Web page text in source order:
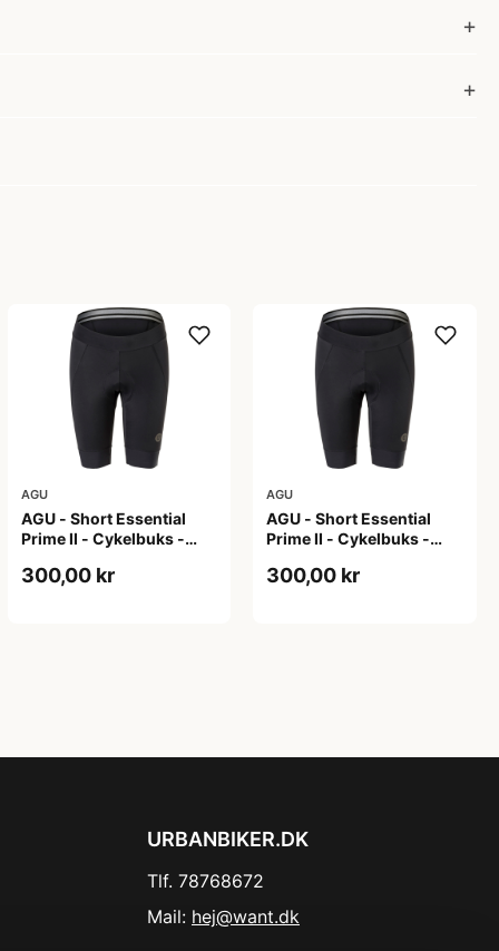
AGU
AGU - Short Essential
Prime II - Cykelbuks -
300,00 kr
AGU
AGU - Short Essential
Prime II - Cykelbuks -
300,00 kr
URBANBIKER.DK
Tlf. 78768672
Mail: hej@want.dk